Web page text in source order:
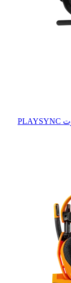
سماعة رأس لايتسبيد اللاسلكية للألعاب مع صوت PLAYSYNC